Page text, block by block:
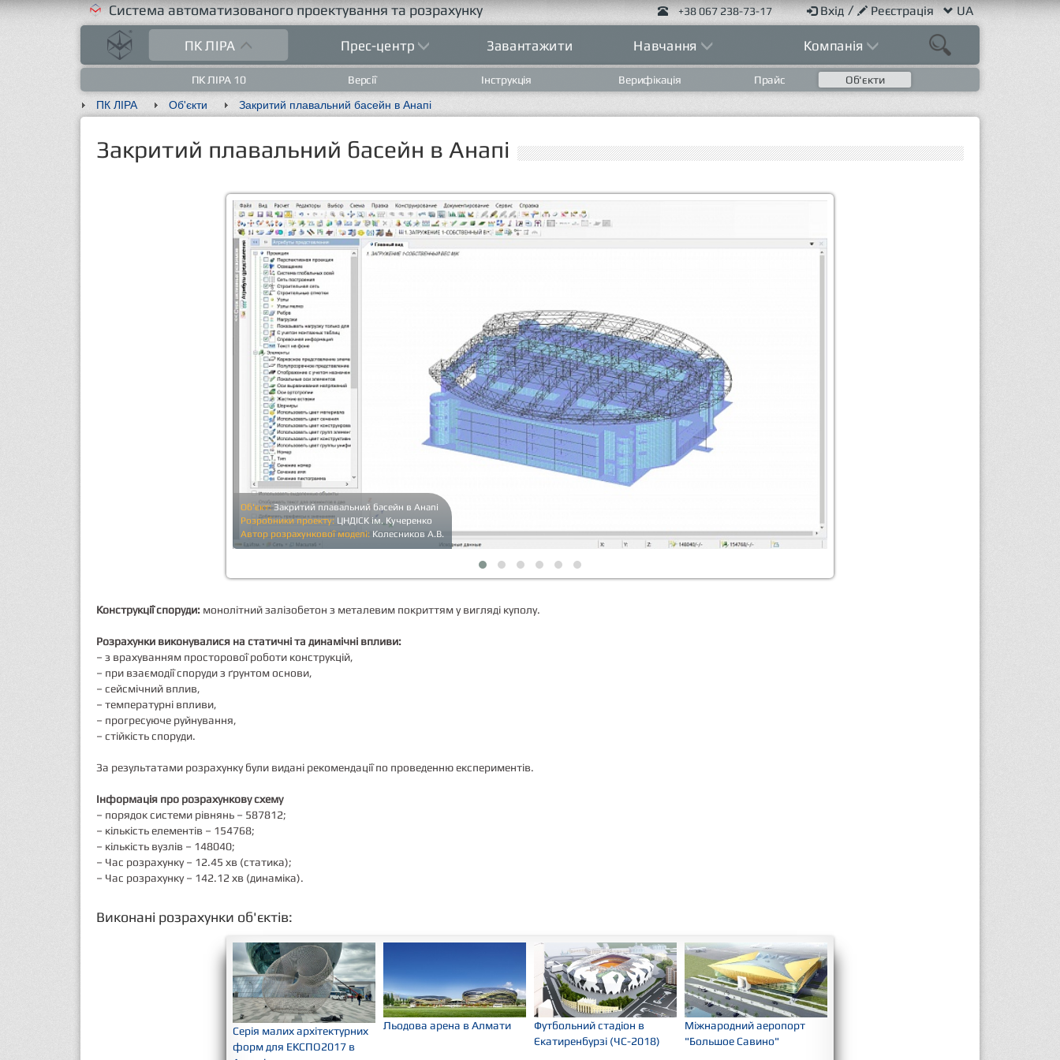
Система автоматизованого проектування та розрахунку +38 067 238-73-17 Вхід/ Реєстрація UA
ПК ЛІРА Прес-центр Завантажити Навчання Компанія
ПК ЛІРА 10 Версії Інструкція Верифікація Прайс
Об'єкти
ПК ЛІРА
Об'єкти Закритий плавальний басейн в Анапі
Закритий плавальний басейн в Анапі
Об'єкт:Закритий плавальний басейн в Анапі
Розробники проекту: ЦНДІСК ім. Кучеренко
Автор розрахункової моделі: Колесников А.В.
Конструкції споруди: монолітний залізобетон з металевим покриттям у вигляді куполу.
Розрахунки виконувалися на статичні та динамічні впливи:
– з врахуванням просторової роботи конструкцій,
– при взаємодії споруди з ґрунтом основи,
– сейсмічний вплив,
– температурні впливи,
– прогресуюче руйнування,
– стійкість споруди.
За результатами розрахунку були видані рекомендації по проведенню експериментів.
Інформація про розрахункову схему
– порядок системи рівнянь – 587812;
– кількість елементів – 154768;
– кількість вузлів – 148040;
– Час розрахунку – 12.45 хв (статика);
– Час розрахунку – 142.12 хв (динаміка).
Виконані розрахунки об'єктів:
Серія малих архітектурних
форм для ЕКСПО2017 в
Льодова арена в Алмати
Футбольний стадіон в
Єкатиренбурзі (ЧС-2018)
Міжнародний аеропорт
"Большое Савино"
Закритий плавальний